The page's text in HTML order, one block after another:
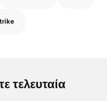
τελευταία